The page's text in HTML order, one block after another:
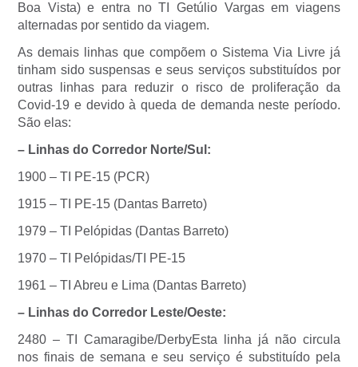
Boa Vista) e entra no TI Getúlio Vargas em viagens
alternadas por sentido da viagem.
As demais linhas que compõem o Sistema Via Livre já
tinham sido suspensas e seus serviços substituídos por
outras linhas para reduzir o risco de proliferação da
Covid-19 e devido à queda de demanda neste período.
São elas:
– Linhas do Corredor Norte/Sul:
1900 – TI PE-15 (PCR)
1915 – TI PE-15 (Dantas Barreto)
1979 – TI Pelópidas (Dantas Barreto)
1970 – TI Pelópidas/TI PE-15
1961 – TI Abreu e Lima (Dantas Barreto)
– Linhas do Corredor Leste/Oeste:
2480 – TI Camaragibe/DerbyEsta linha já não circula
nos finais de semana e seu serviço é substituído pela